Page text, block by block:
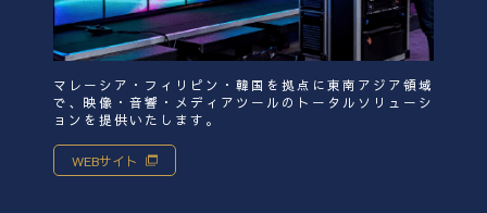
マレーシア・フィリピン・韓国を拠点に東南アジア領域
で、映像・音響・メディアツールのトータルソリューシ
ョンを提供いたします。
WEBサイト